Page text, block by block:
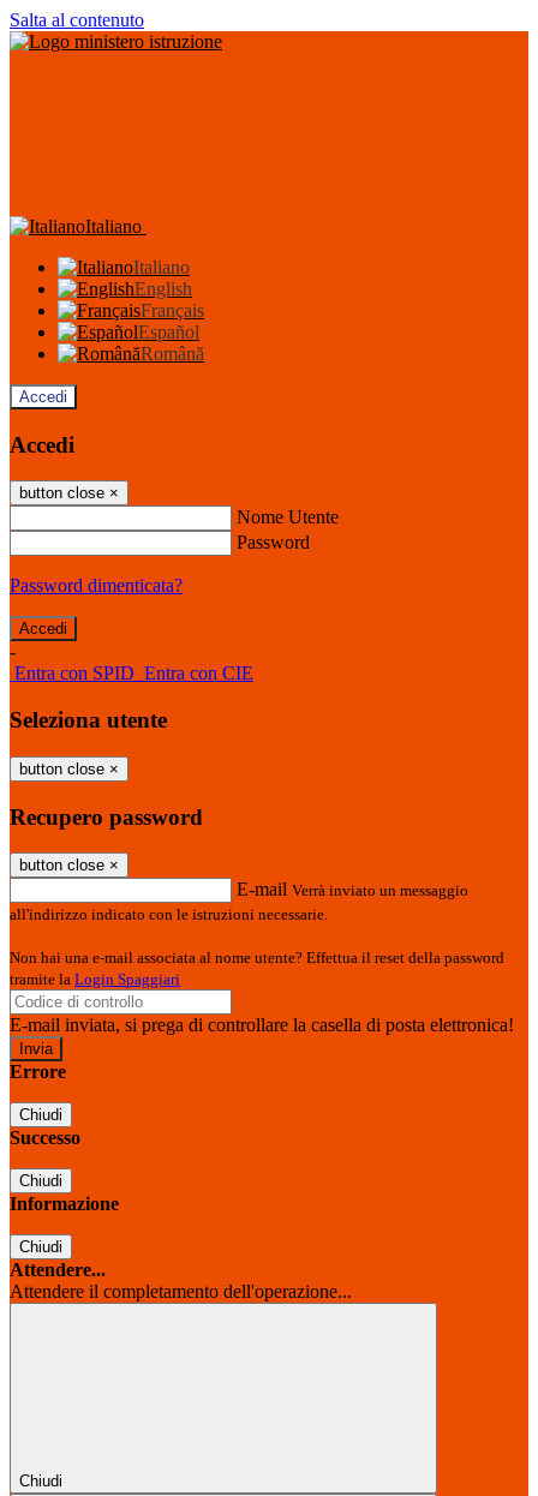
Salta al contenuto
Italiano
Italiano
English
Français
Español
Română
Accedi
Accedi
button close ×
Nome Utente
Password
Password dimenticata?
-
Entra con SPID Entra con CIE
Seleziona utente
button close ×
Recupero password
button close ×
E-mail Verrà inviato un messaggio
all'indirizzo indicato con le istruzioni necessarie.
Non hai una e-mail associata al nome utente? Effettua il reset della password
tramite la Login Spaggiari
E-mail inviata, si prega di controllare la casella di posta elettronica!
Errore
Chiudi
Successo
Chiudi
Informazione
Chiudi
Attendere...
Attendere il completamento dell'operazione...
Chiudi